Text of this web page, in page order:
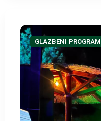
GLAZBENI PROGRAM